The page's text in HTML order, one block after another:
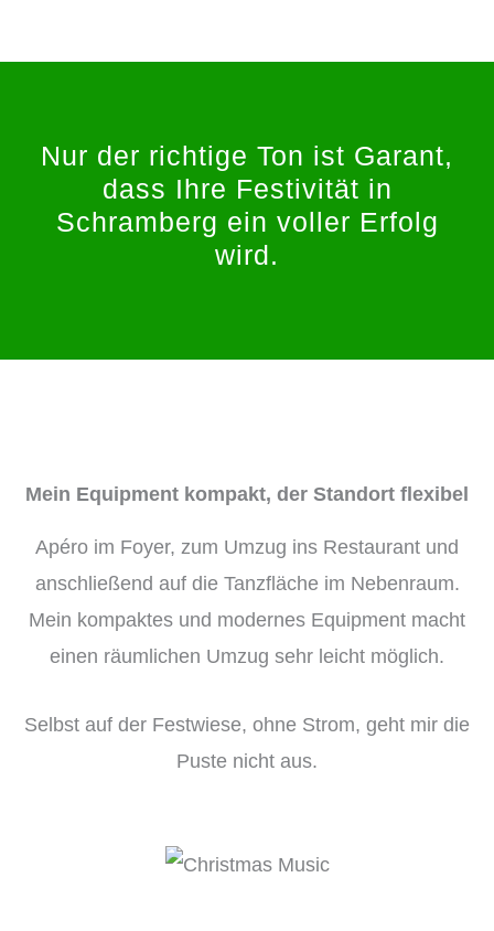
Nur der richtige Ton ist Garant,
dass Ihre Festivität in
Schramberg ein voller Erfolg
wird.
Mein Equipment kompakt, der Standort flexibel
Apéro im Foyer, zum Umzug ins Restaurant und
anschließend auf die Tanzfläche im Nebenraum.
Mein kompaktes und modernes Equipment macht
einen räumlichen Umzug sehr leicht möglich.
Selbst auf der Festwiese, ohne Strom, geht mir die
Puste nicht aus.